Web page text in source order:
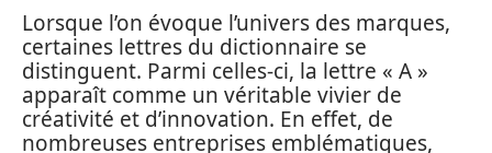
Lorsque l’on évoque l’univers des marques,
certaines lettres du dictionnaire se
distinguent. Parmi celles-ci, la lettre « A »
apparaît comme un véritable vivier de
créativité et d’innovation. En effet, de
nombreuses entreprises emblématiques,